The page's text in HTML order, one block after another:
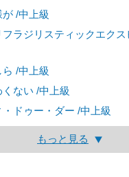
/中上級
フラジリスティックエク
/中上級
ない /中上級
ドゥー・ダー /中上級
もっと見る